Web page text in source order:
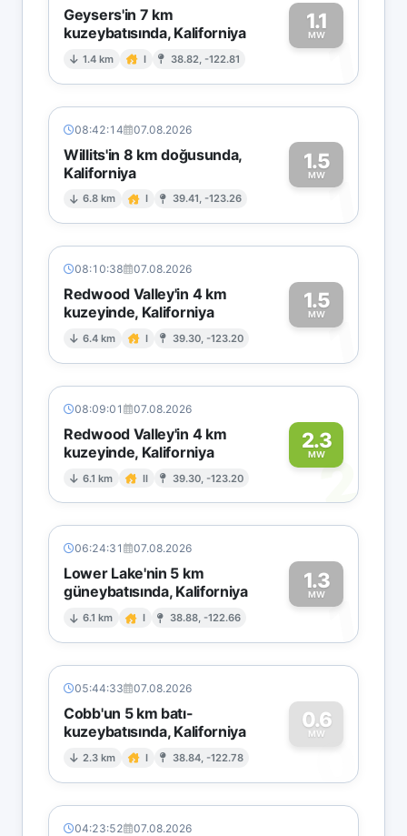
Geysers'in 7 km
kuzeybatısında, Kaliforniya
1.4 km I 38.82, -122.81
1.1
MW1
08:42:14 07.08.2026
Willits'in 8 km doğusunda,
Kaliforniya
6.8 km I 39.41, -123.26
1.5
MW1
08:10:38 07.08.2026
Redwood Valley'in 4 km
kuzeyinde, Kaliforniya
6.4 km I 39.30, -123.20
1.5
MW1
08:09:01 07.08.2026
Redwood Valley'in 4 km
kuzeyinde, Kaliforniya
6.1 km II 39.30, -123.20
2.3
MW2
06:24:31 07.08.2026
Lower Lake'nin 5 km
güneybatısında, Kaliforniya
6.1 km I 38.88, -122.66
1.3
MW1
05:44:33 07.08.2026
Cobb'un 5 km batı-
kuzeybatısında, Kaliforniya
2.3 km I 38.84, -122.78
0.6
MW
0
04:23:52 07.08.2026